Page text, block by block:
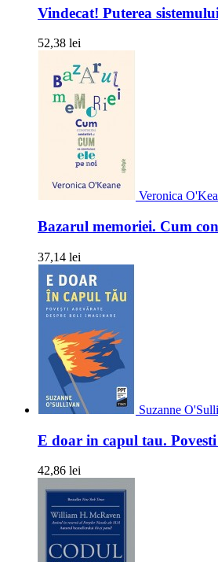
Vindecat! Puterea
52,38 lei
Veronica
Bazarul memoriei. Cum
37,14 lei
Suzanne
E doar in capul tau.
42,86 lei